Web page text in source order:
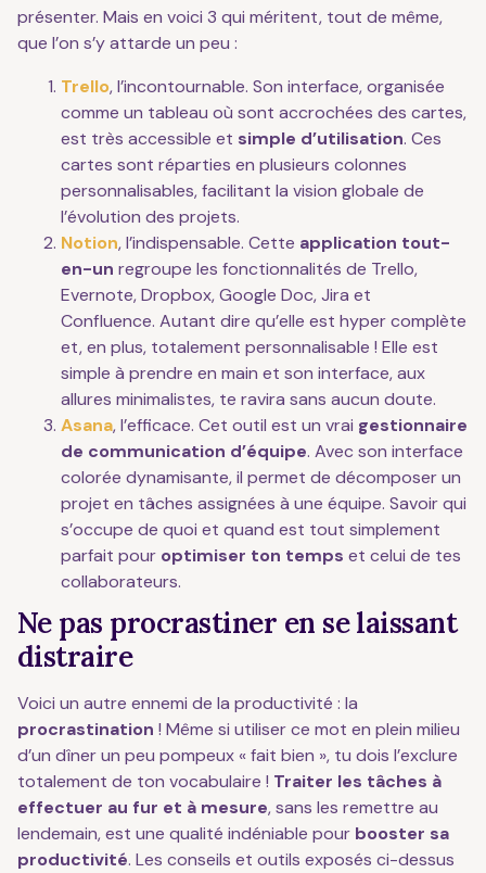
présenter. Mais en voici 3 qui méritent, tout de même,
que l’on s’y attarde un peu :
Trello, l’incontournable. Son interface, organisée
comme un tableau où sont accrochées des cartes,
est très accessible et simple d’utilisation. Ces
cartes sont réparties en plusieurs colonnes
personnalisables, facilitant la vision globale de
l’évolution des projets.
Notion, l’indispensable. Cette application tout-
en-un regroupe les fonctionnalités de Trello,
Evernote, Dropbox, Google Doc, Jira et
Confluence. Autant dire qu’elle est hyper complète
et, en plus, totalement personnalisable ! Elle est
simple à prendre en main et son interface, aux
allures minimalistes, te ravira sans aucun doute.
Asana, l’efficace. Cet outil est un vrai gestionnaire
de communication d’équipe. Avec son interface
colorée dynamisante, il permet de décomposer un
projet en tâches assignées à une équipe. Savoir qui
s’occupe de quoi et quand est tout simplement
parfait pour optimiser ton temps et celui de tes
collaborateurs.
Ne pas procrastiner en se laissant
distraire
Voici un autre ennemi de la productivité : la
procrastination ! Même si utiliser ce mot en plein milieu
d’un dîner un peu pompeux « fait bien », tu dois l’exclure
totalement de ton vocabulaire ! Traiter les tâches à
effectuer au fur et à mesure, sans les remettre au
lendemain, est une qualité indéniable pour booster sa
productivité. Les conseils et outils exposés ci-dessus